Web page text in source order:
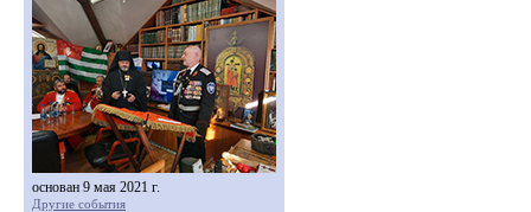
основан 9 мая 2021 г.
Другие события